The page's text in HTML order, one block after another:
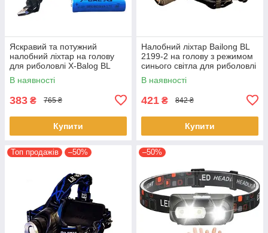
Яскравий та потужний
налобний ліхтар на голову
для риболовлі X-Balog BL
2188 T6 акумуляторний
18650 х 2 USB
В наявності
383 ₴ 765 ₴
Купити
Налобний ліхтар Bailong BL
2199-2 на голову з режимом
синього світла для риболовлі
грибників Zoom
В наявності
421 ₴ 842 ₴
Купити
Топ продажів –50% –50%